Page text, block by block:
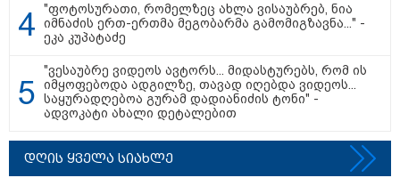
თბილისი - ბუდაპეშტი 1421.00
ლარიდან
თბილისი - რომი 570.50 ლარიდან
"ფოტოსურათი, რომელზეც ახლა ვისაუბრებ, ნია
იმნაძის ერთ-ერთმა მეგობარმა გამომიგზავნა..." -
ეკა კუპატაძე
"ვესაუბრე ვიდეოს ავტორს... მიდასტურებს, რომ ის
იმყოფებოდა ადგილზე, თავად იღებდა ვიდეოს...
საყურადღებოა გურამ დადიანიძის ტონი" -
ადვოკატი ახალი დეტალებით
დღის ყველა სიახლე